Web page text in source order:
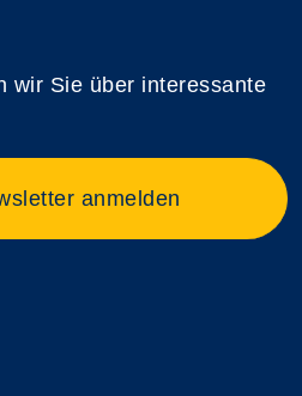
wir Sie über interessante
anmelden